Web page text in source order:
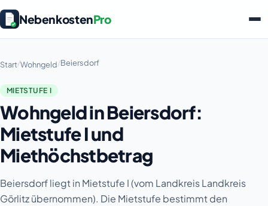
NebenkostenPro
Start/Wohngeld/Beiersdorf
MIETSTUFE I
Wohngeld in Beiersdorf:
Mietstufe I und
Miethöchstbetrag
Beiersdorf liegt in Mietstufe I (vom Landkreis Landkreis
Görlitz übernommen). Die Mietstufe bestimmt den